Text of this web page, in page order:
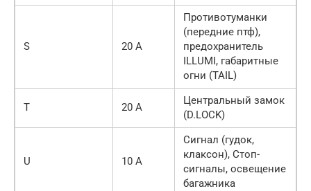
S 20 А
Противотуманки
(передние птф),
предохранитель
ILLUMI, габаритные
огни (TAIL)
T 20 А
Центральный замок
(D.LOCK)
U 10 А
Сигнал (гудок,
клаксон), Стоп-
сигналы, освещение
багажника